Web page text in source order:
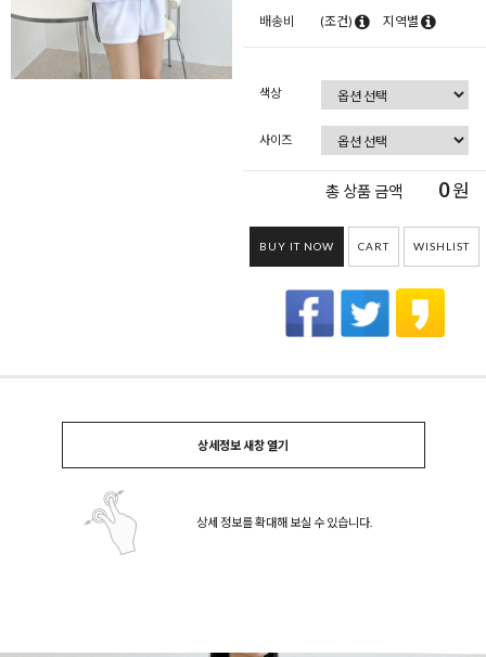
배송비 (조건) 지역별
색상
사이즈
총 상품 금액 0원
BUY IT NOW CART WISHLIST
상세정보 새창 열기
상세 정보를 확대해 보실 수 있습니다.